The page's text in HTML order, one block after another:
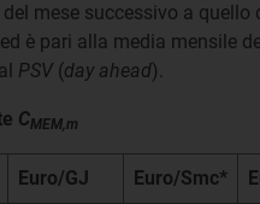
mese successivo a quello
è pari alla media mensile
PSV (day ahead).
CMEM,m
Euro/GJ Euro/Smc*